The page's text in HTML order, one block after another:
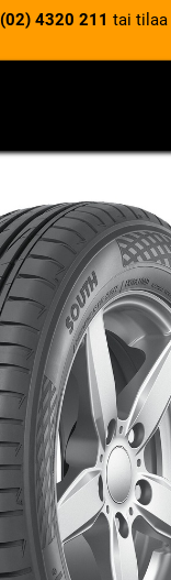
(02) 4320 211 tai tilaa